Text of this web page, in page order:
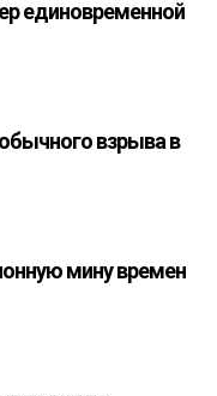
единовременной
взрыва в
мину времен